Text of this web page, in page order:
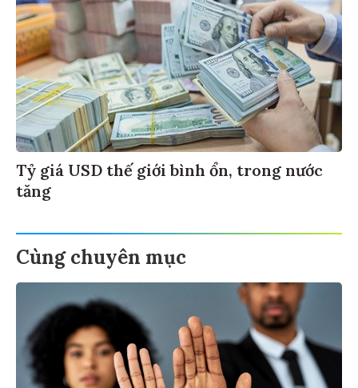
Tỷ giá USD thế giới bình ổn, trong nước
tăng
Cùng chuyên mục